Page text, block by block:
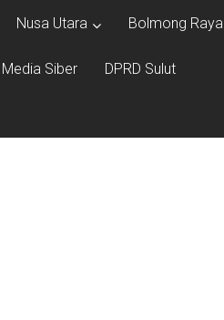
Nusa Utara Bolmong Raya
Siber DPRD Sulut